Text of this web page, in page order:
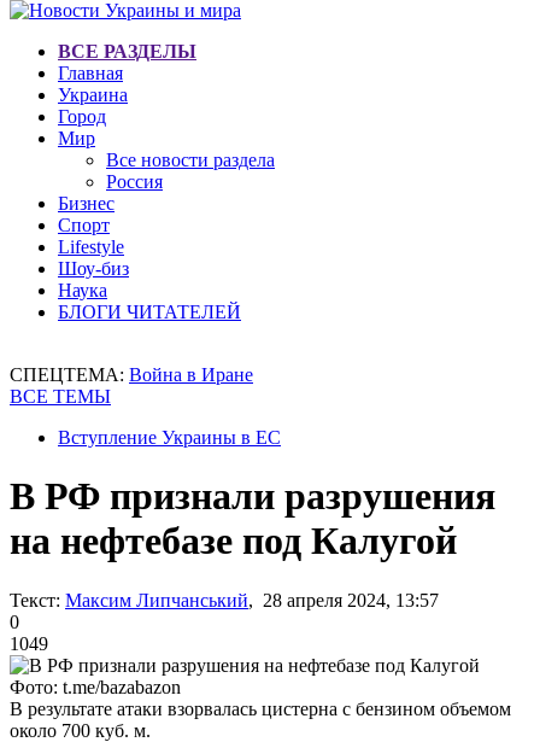
ВСЕ РАЗДЕЛЫ
Главная
Украина
Город
Мир
Все новости раздела
Россия
Бизнес
Спорт
Lifestyle
Шоу-биз
Наука
БЛОГИ ЧИТАТЕЛЕЙ
СПЕЦТЕМА: Война в Иране
ВСЕ ТЕМЫ
Вступление Украины в ЕС
В РФ признали разрушения
на нефтебазе под Калугой
Текст: Максим Липчанський, 28 апреля 2024, 13:57
0
1049
Фото: t.me/bazabazon
В результате атаки взорвалась цистерна с бензином объемом
около 700 куб. м.